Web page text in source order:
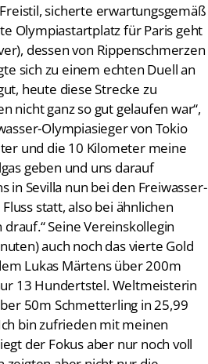
sicherte erwartungsgemäß
Olympiastartplatz für Paris geht
dessen von Rippenschmerzen
sich zu einem echten Duell an
heute diese Strecke zu
nicht ganz so gut gelaufen war“,
Olympiasieger von Tokio
und die 10 Kilometer meine
geben und uns darauf
in Sevilla nun bei den Freiwasser-
statt, also bei ähnlichen
Seine Vereinskollegin
auch noch das vierte Gold
Lukas Märtens über 200m
13 Hundertstel. Weltmeisterin
50m Schmetterling in 25,99
bin zufrieden mit meinen
der Fokus aber nur noch voll